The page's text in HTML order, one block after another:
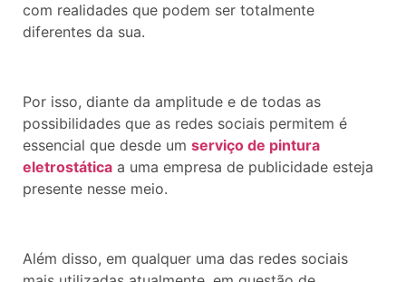
com realidades que podem ser totalmente
diferentes da sua.
Por isso, diante da amplitude e de todas as
possibilidades que as redes sociais permitem é
essencial que desde um serviço de pintura
eletrostática a uma empresa de publicidade esteja
presente nesse meio.
Além disso, em qualquer uma das redes sociais